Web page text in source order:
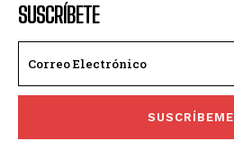
SUSCRÍBETE
SUSCRÍBEME